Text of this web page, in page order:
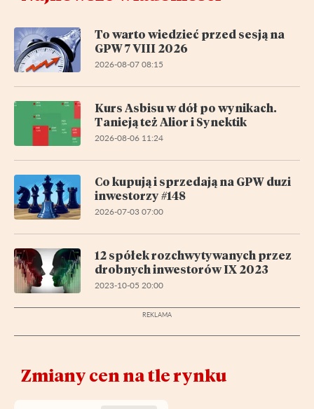
To warto wiedzieć przed sesją na
GPW 7 VIII 2026
2026-08-07 08:15
Kurs Asbisu w dół po wynikach.
Tanieją też Alior i Synektik
2026-08-06 11:24
Co kupują i sprzedają na GPW duzi
inwestorzy #148
2026-07-03 07:00
12 spółek rozchwytywanych przez
drobnych inwestorów IX 2023
2023-10-05 20:00
Zmiany cen na tle rynku